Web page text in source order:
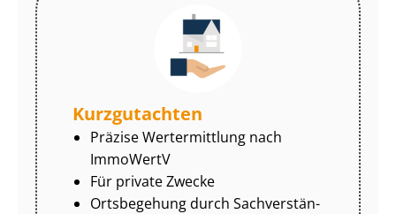
Kurzgutachten
Präzise Wertermittlung nach
ImmoWertV
Für private Zwecke
Ortsbegehung durch Sach­ver­stän­